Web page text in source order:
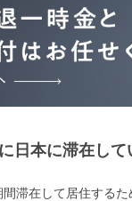
日本に滞在して
滞在して居住する